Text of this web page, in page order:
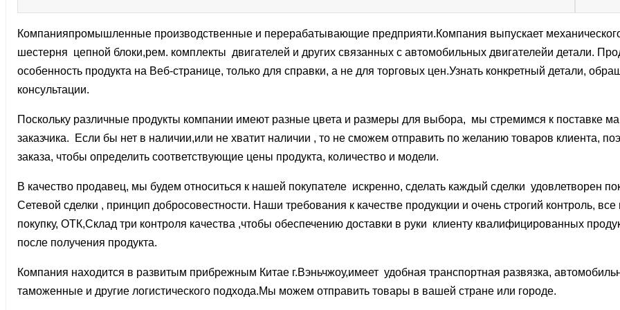
Компанияпромышленные производственные и перерабатывающие предприяти.Компания выпускает
шестерня цепной блоки,рем. комплекты двигателей и других связанных с автомобильных двигателейи детали.
особенность продукта на Веб-странице, только для справки, а не для торговых цен.Узнать конкретный детали,
консультации.
Поскольку различные продукты компании имеют разные цвета и размеры для выбора, мы стремимся к поставке
заказчика. Если бы нет в наличии,или не хватит наличии , то не сможем отправить по желанию товаров клиента,
заказа, чтобы определить соответствующие цены продукта, количество и модели.
В качество продавец, мы будем относиться к нашей покупателе искренно, сделать каждый сделки удовлетворен
Сетевой сделки , принцип добросовестности. Наши требования к качестве продукции и очень строгий контроль,
покупку, ОТК,Склад три контроля качества ,чтобы обеспечению доставки в руки клиенту квалифицированных
после получения продукта.
Компания находится в развитым прибрежным Китае г.Вэньчжоу,имеет удобная транспортная развязка,
таможенные и другие логистического подхода.Мы можем отправить товары в вашей стране или городе.